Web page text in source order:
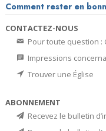
Comment rester en
CONTACTEZ-NOUS
Pour toute question :
Impressions
Trouver une Église
ABONNEMENT
Recevez le bulletin